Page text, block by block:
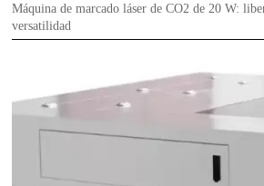
Máquina de marcado láser de CO2 de 20 W:
versatilidad